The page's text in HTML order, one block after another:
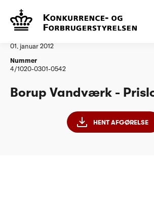
Vandtilsyn
01. januar 2012
Nummer
4/1020-0301-0542
Borup Vandværk -
HENT AFGØRELSE